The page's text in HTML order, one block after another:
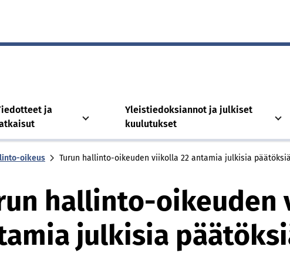
ja
Yleistiedoksiannot ja julkiset
kuulutukset
oikeus Turun hallinto-oikeuden viikolla 22 antamia julkisia päätöksiä
hallinto-oikeuden
julkisia